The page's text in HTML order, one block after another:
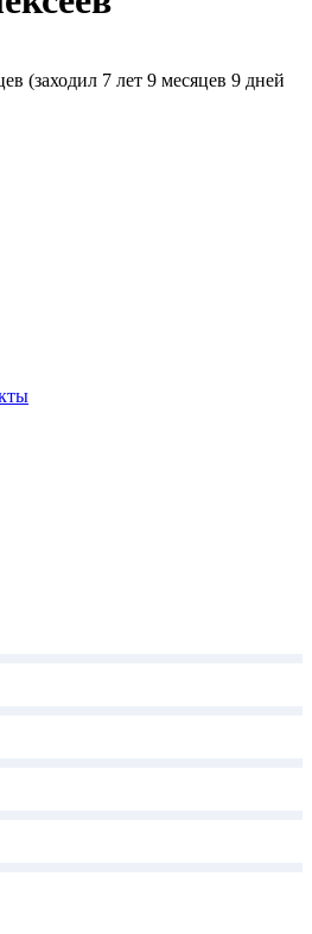
(заходил 7 лет 9 месяцев 9 дней